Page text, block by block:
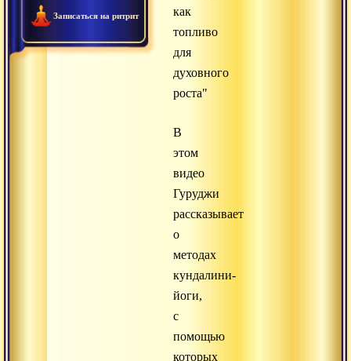
Записаться на ритрит
как
топливо
для
духовного
роста"
В
этом
видео
Гуруджи
рассказывает
о
методах
кундалини-
йоги,
с
помощью
которых